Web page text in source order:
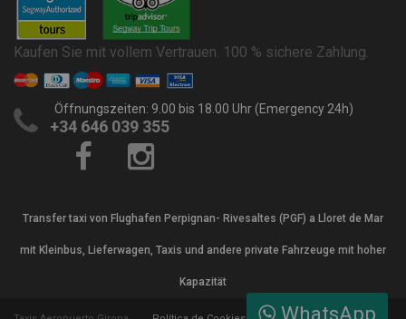
Kaufen Sie mit vollem Vertrauen. 100 % sichere Zahlung.
Öffnungszeiten: 9.00 bis 18.00 Uhr (Emergency 24h)
+34 646 039 355
Transfer taxi von Flughafen Perpignan- Rivesaltes (PGF) a Lloret de Mar
mit Kleinbus, Lieferwagen, Taxis und andere private Fahrzeuge mit hoher
Kapazität
WhatsApp